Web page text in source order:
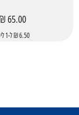
65.00 ₪
6.50 ₪ ל-1 ליטר